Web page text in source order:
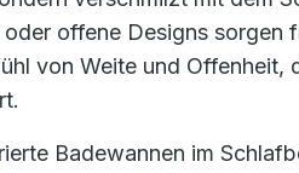
offene Designs sorgen
von Weite und Offenheit,
Badewannen im